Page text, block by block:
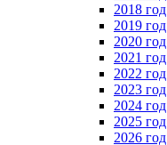
2018 год
2019 год
2020 год
2021 год
2022 год
2023 год
2024 год
2025 год
2026 год